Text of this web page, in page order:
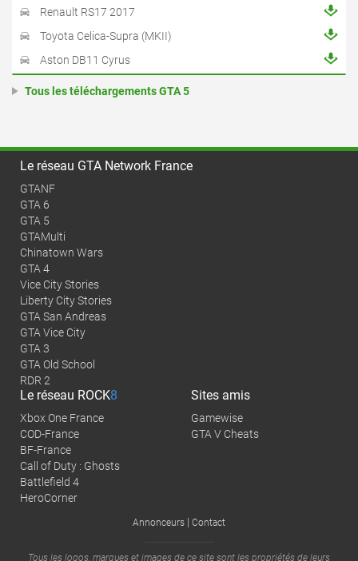
Renault RS17 2017
Toyota Celica-Supra (MKII)
Aston DB11 Cyrus
Tous les téléchargements GTA 5
Le réseau GTA Network France
GTANF
GTA 6
GTA 5
GTAMulti
Chinatown Wars
GTA 4
Vice City Stories
Liberty City Stories
GTA San Andreas
GTA Vice City
GTA 3
GTA Old School
RDR 2
Le réseau ROCK8
Xbox One France
COD-France
BF-France
Call of Duty : Ghosts
Battlefield 4
HeroCorner
Sites amis
Gamewise
GTA V Cheats
Annonceurs | Contact
Tous les logos, marques et images de ce site sont les propriétés de leurs